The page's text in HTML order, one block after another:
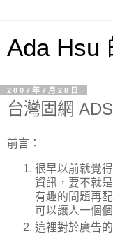
Ada Hsu
2007年7月28日
台灣固網
前言：
很早以前就覺
資訊，要不就
有趣的問題再
可以讓人一個
這裡對於廣告